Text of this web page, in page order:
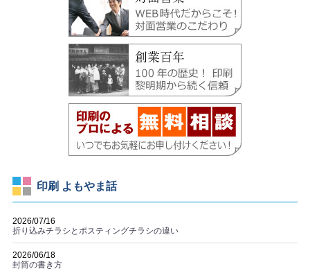
印刷 よもやま話
2026/07/16
折り込みチラシとポスティングチラシの違い
2026/06/18
封筒の書き方